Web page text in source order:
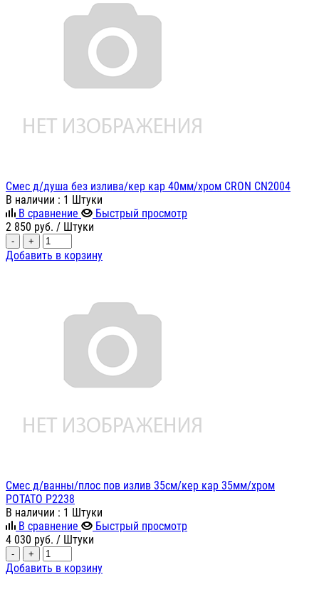
Смес д/душа без излива/кер кар 40мм/хром CRON CN2004
В наличии : 1 Штуки
В сравнение
Быстрый просмотр
2 850 руб. / Штуки
- +
Добавить в корзину
Смес д/ванны/плос пов излив 35см/кер кар 35мм/хром
POTATO P2238
В наличии : 1 Штуки
В сравнение
Быстрый просмотр
4 030 руб. / Штуки
- +
Добавить в корзину